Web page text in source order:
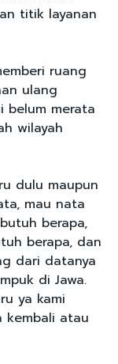
titik layanan
ruang
ulang
belum merata
wilayah
dulu maupun
mau nata
berapa,
berapa, dan
dari datanya
di Jawa.
ya kami
kembali atau